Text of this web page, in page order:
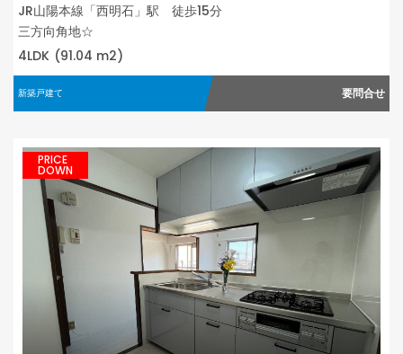
JR山陽本線「西明石」駅 徒歩15分
三方向角地☆
4LDK (91.04 m2)
新築戸建て 要問合せ
PRICE
DOWN